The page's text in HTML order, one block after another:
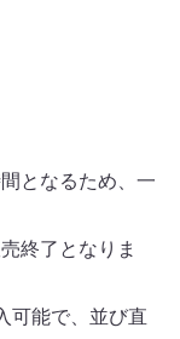
となるため、一
終了となりま
可能で、並び直